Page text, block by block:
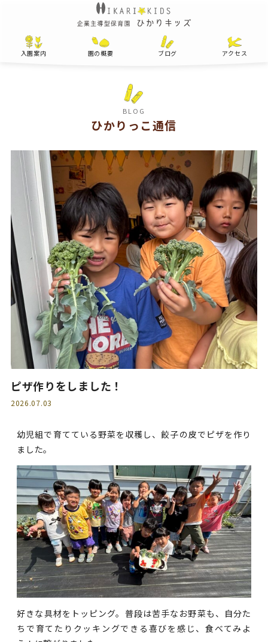
入園案内 園の概要 ブログ アクセス
BLOG
ひかりっこ通信
ピザ作りをしました！
2026.07.03
幼児組で育てている野菜を収穫し、餃子の皮でピザを作り
ました。
好きな具材をトッピング。普段は苦手なお野菜も、自分た
ちで育てたりクッキングできる喜びを感じ、食べてみよ